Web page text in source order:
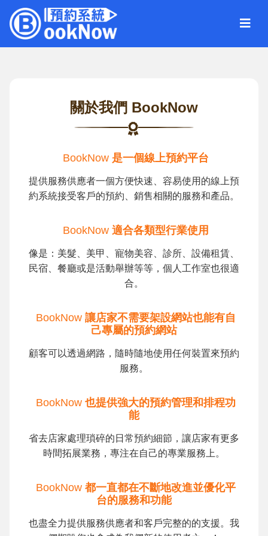
關於我們 BookNow
BookNow 是一個線上預約平台
提供服務供應者一個方便快速、容易使用的線上預
約系統接受客戶的預約、銷售相關的服務和產品。
BookNow 適合各類型行業使用
像是：美髮、美甲、寵物美容、診所、設備租賃、
民宿、餐廳或是活動舉辦等等，個人工作室也很適
合。
BookNow 讓店家不需要架設網站也能有自
己專屬的預約網站
顧客可以透過網路，隨時隨地使用任何裝置來預約
服務。
BookNow 也提供強大的預約管理和排程功
能
省去店家處理瑣碎的日常預約細節，讓店家有更多
時間拓展業務，專注在自己的專業服務上。
BookNow 都一直都在不斷地改進並優化平
台的服務和功能
也盡全力提供服務供應者和客戶完整的的支援。我